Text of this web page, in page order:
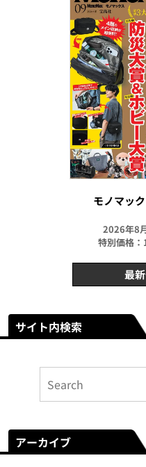
モノマッ
2026年8
特別価格：
最
サイト内検索
アーカイブ